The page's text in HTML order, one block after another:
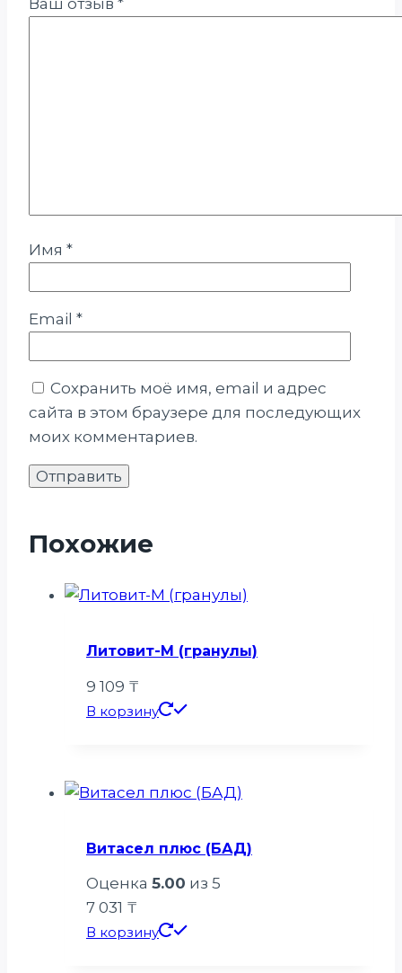
Имя *
Email *
Сохранить моё имя, email и адрес
сайта в этом браузере для последующих
моих комментариев.
Похожие
Литовит-М (гранулы)
9 109 ₸
В корзину
Витасел плюс (БАД)
Оценка 5.00 из 5
7 031 ₸
В корзину